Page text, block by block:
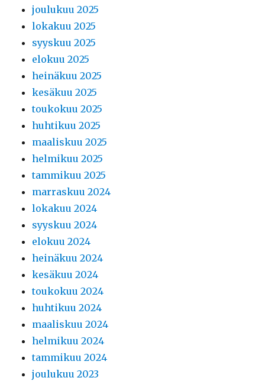
joulukuu 2025
lokakuu 2025
syyskuu 2025
elokuu 2025
heinäkuu 2025
kesäkuu 2025
toukokuu 2025
huhtikuu 2025
maaliskuu 2025
helmikuu 2025
tammikuu 2025
marraskuu 2024
lokakuu 2024
syyskuu 2024
elokuu 2024
heinäkuu 2024
kesäkuu 2024
toukokuu 2024
huhtikuu 2024
maaliskuu 2024
helmikuu 2024
tammikuu 2024
joulukuu 2023